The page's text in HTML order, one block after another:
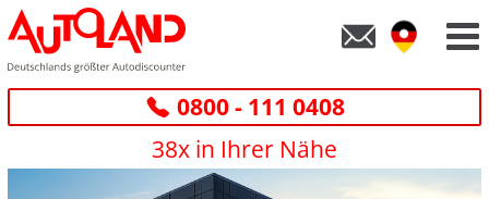
0800 - 111 0408
38x in Ihrer Nähe